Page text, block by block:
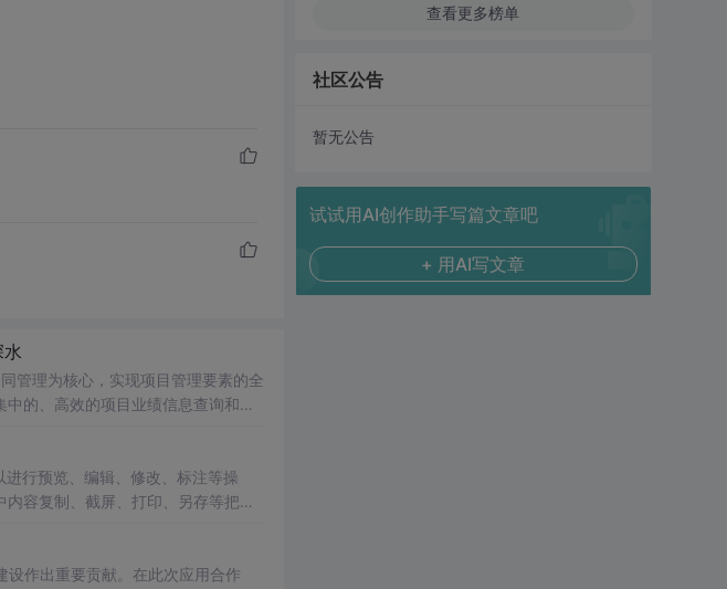
管理为核心，实现项目管理要素的全
的、高效的项目业绩信息查询和获
标准，建立数据建模规范，
行预览、编辑、修改、标注等操
容复制、截屏、打印、另存等把图
案，帮助企业真正做到“资料收得
设作出重要贡献。在此次应用合作
查看更多榜单
社区公告
暂无公告
试试用AI创作助手写篇文章吧
+ 用AI写文章